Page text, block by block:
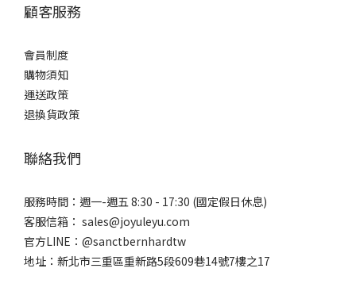
顧客服務
會員制度
購物須知
運送政策
退換貨政策
聯絡我們
服務時間：週一-週五 8:30 - 17:30 (國定假日休息)
客服信箱： sales@joyuleyu.com
官方LINE：@sanctbernhardtw
地址：新北市三重區重新路5段609巷14號7樓之17